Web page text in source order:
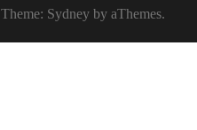
Theme: Sydney by aThemes.